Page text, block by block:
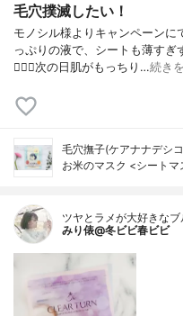
毛穴撲滅したい！
モノシル様よりキャンペーンに
っぷりの液で、シートも薄す
🙆🏻‍♀️次の日肌がもっちり…続き
毛穴撫子(ケアナナデシ
お米のマスク <シートマ
ツヤとラメが大好きな
みり俵@冬ビビ春ビビ